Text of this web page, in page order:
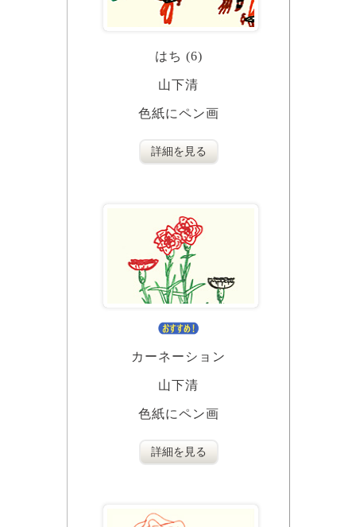
はち (6)
山下清
色紙にペン画
詳細を見る
カーネーション
山下清
色紙にペン画
詳細を見る